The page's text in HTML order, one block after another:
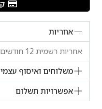
קנה עכשיו
אחריות
אחריות רשמית 12 חודשים
משלוחים ואיסוף עצמי
אפשרויות תשלום